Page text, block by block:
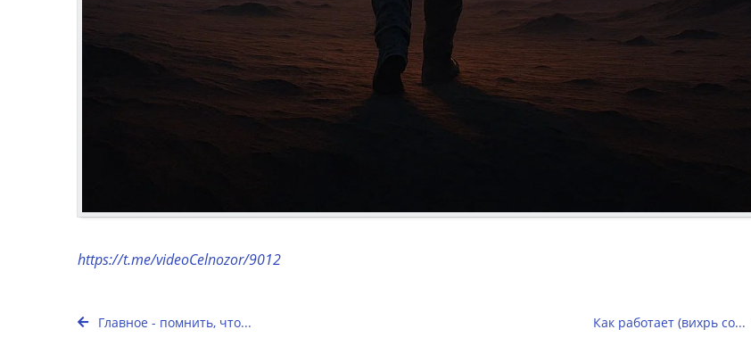
https://t.me/videoCelnozor/9012
Главное - помнить, что... Как работает (вихрь со...